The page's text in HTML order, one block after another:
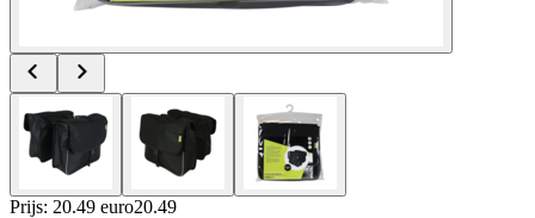
Prijs: 20.49 euro20.49